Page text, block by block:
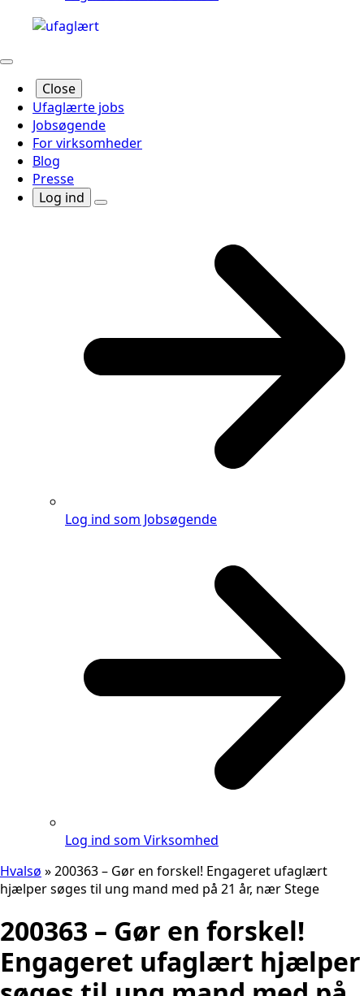
Close
Ufaglærte jobs
Jobsøgende
For virksomheder
Blog
Presse
Log ind
Log ind som Jobsøgende
Log ind som Virksomhed
Hvalsø »200363 – Gør en forskel! Engageret ufaglært
hjælper søges til ung mand med på 21 år, nær Stege
200363 – Gør en forskel!
Engageret ufaglært hjælper